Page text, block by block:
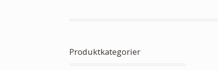
Produktkategorier